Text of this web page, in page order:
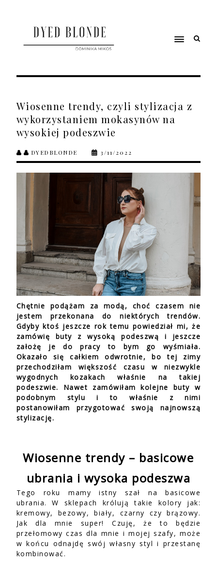
Wiosenne trendy, czyli stylizacja z
wykorzystaniem mokasynów na
wysokiej podeszwie
DYEDBLONDE 3/11/2022
Chętnie podążam za modą, choć czasem nie
jestem przekonana do niektórych trendów.
Gdyby ktoś jeszcze rok temu powiedział mi, że
zamówię buty z wysoką podeszwą i jeszcze
założę je do pracy to bym go wyśmiała.
Okazało się całkiem odwrotnie, bo tej zimy
przechodziłam większość czasu w niezwykle
wygodnych kozakach właśnie na takiej
podeszwie. Nawet zamówiłam kolejne buty w
podobnym stylu i to właśnie z nimi
postanowiłam przygotować swoją najnowszą
stylizację.
Wiosenne trendy – basicowe
ubrania i wysoka podeszwa
Tego roku mamy istny szał na basicowe
ubrania. W sklepach królują takie kolory jak:
kremowy, bezowy, biały, czarny czy brązowy.
Jak dla mnie super! Czuję, że to będzie
przełomowy czas dla mnie i mojej szafy, może
w końcu odnajdę swój własny styl i przestanę
kombinować.